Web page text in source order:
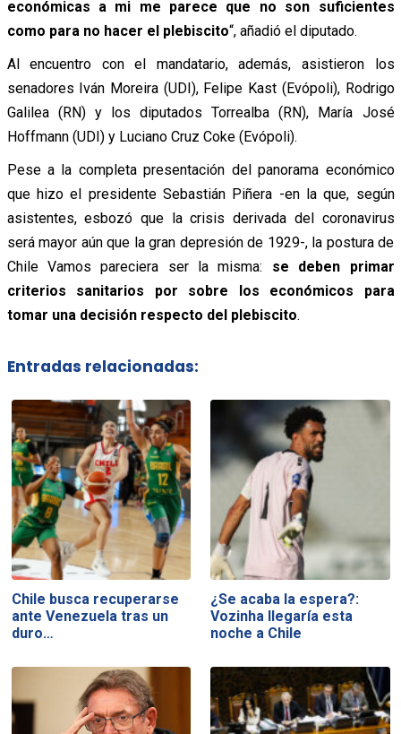
económicas a mi me parece que no son suficientes
como para no hacer el plebiscito“, añadió el diputado.
Al encuentro con el mandatario, además, asistieron los
senadores Iván Moreira (UDI), Felipe Kast (Evópoli), Rodrigo
Galilea (RN) y los diputados Torrealba (RN), María José
Hoffmann (UDI) y Luciano Cruz Coke (Evópoli).
Pese a la completa presentación del panorama económico
que hizo el presidente Sebastián Piñera -en la que, según
asistentes, esbozó que la crisis derivada del coronavirus
será mayor aún que la gran depresión de 1929-, la postura de
Chile Vamos pareciera ser la misma: se deben primar
criterios sanitarios por sobre los económicos para
tomar una decisión respecto del plebiscito.
Entradas relacionadas:
Chile busca recuperarse
ante Venezuela tras un
duro…
¿Se acaba la espera?:
Vozinha llegaría esta
noche a Chile